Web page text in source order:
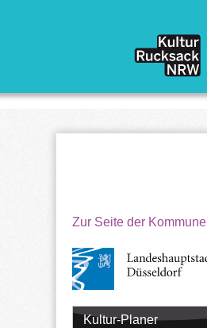
Zur Seite der Kommune
Kultur-Planer